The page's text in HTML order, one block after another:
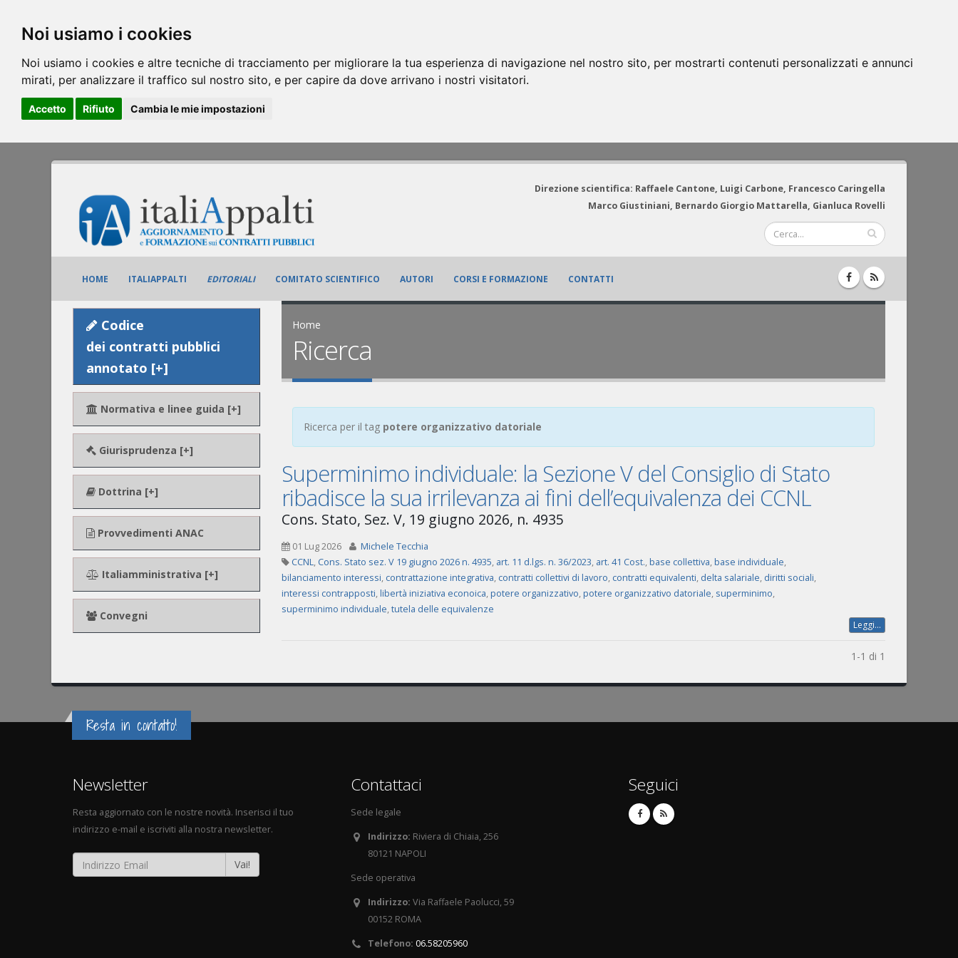
Noi usiamo i cookies
Noi usiamo i cookies e altre tecniche di tracciamento per migliorare la tua esperienza di navigazione nel nostro sito, per mostrarti contenuti personalizzati e annunci
mirati, per analizzare il traffico sul nostro sito, e per capire da dove arrivano i nostri visitatori.
Accetto Rifiuto Cambia le mie impostazioni
Direzione scientifica: Raffaele Cantone, Luigi Carbone, Francesco Caringella
Marco Giustiniani, Bernardo Giorgio Mattarella, Gianluca Rovelli
HOME ITALIAPPALTI EDITORIALI COMITATO SCIENTIFICO AUTORI CORSI E FORMAZIONE CONTATTI
Codice
dei contratti pubblici
annotato [+]
Normativa e linee guida [+]
Giurisprudenza [+]
Dottrina [+]
Provvedimenti ANAC
Italiamministrativa [+]
Convegni
Home
Ricerca
Ricerca per il tag potere organizzativo datoriale
Superminimo individuale: la Sezione V del Consiglio di Stato
ribadisce la sua irrilevanza ai fini dell’equivalenza dei CCNL
Cons. Stato, Sez. V, 19 giugno 2026, n. 4935
01 Lug 2026
Michele Tecchia
CCNL, Cons. Stato sez. V 19 giugno 2026 n. 4935, art. 11 d.lgs. n. 36/2023, art. 41 Cost.,base collettiva,base individuale,
bilanciamento interessi, contrattazione integrativa, contratti collettivi di lavoro, contratti equivalenti, delta salariale, diritti sociali,
interessi contrapposti,libertà iniziativa econoica,potere organizzativo,potere organizzativo datoriale, superminimo,
superminimo individuale,tutela delle equivalenze
Leggi...
1-1 di 1
Resta in contatto!
Newsletter
Resta aggiornato con le nostre novità. Inserisci il tuo
indirizzo e-mail e iscriviti alla nostra newsletter.
Vai!
Contattaci
Sede legale
Indirizzo: Riviera di Chiaia, 256
80121 NAPOLI
Sede operativa
Indirizzo: Via Raffaele Paolucci, 59
00152 ROMA
Telefono: 06.58205960
Seguici